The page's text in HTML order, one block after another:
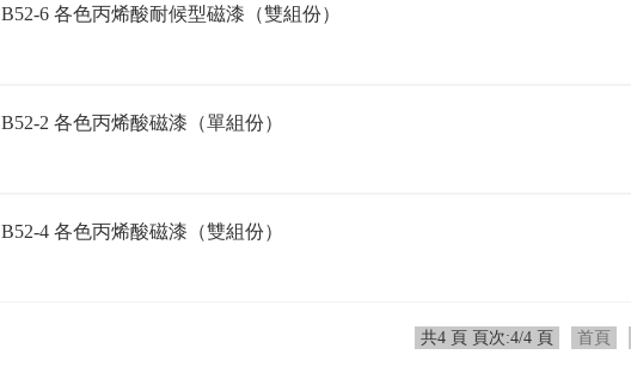
B52-6 各色丙烯酸耐候型磁漆（雙組份）
B52-2 各色丙烯酸磁漆（單組份）
B52-4 各色丙烯酸磁漆（雙組份）
共4 頁 頁次:4/4 頁 首頁